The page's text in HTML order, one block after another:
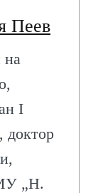
Пеев
на
I
доктор
„Н.